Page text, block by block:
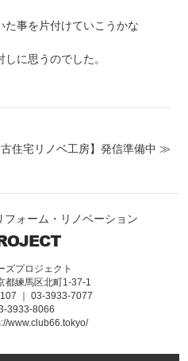
た事を片付けていこうかな
に思うのでした。
古住宅リノベ工房】発信準備中 ≫
ォーム・リノベーション
ズプロジェクト
都練馬区北町1-37-1
｜ 03-3933-7077
3933-8066
www.club66.tokyo/